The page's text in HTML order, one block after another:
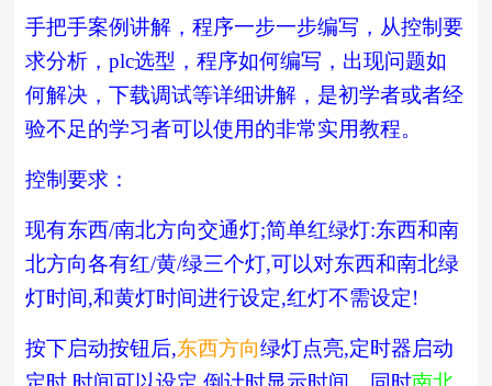
手把手案例讲解，程序一步一步编写，从控制要
求分析，plc选型，程序如何编写，出现问题如
何解决，下载调试等详细讲解，是初学者或者经
验不足的学习者可以使用的非常实用教程。
控制要求：
现有东西/南北方向交通灯;简单红绿灯:东西和南
北方向各有红/黄/绿三个灯,可以对东西和南北绿
灯时间,和黄灯时间进行设定,红灯不需设定!
按下启动按钮后,东西方向绿灯点亮,定时器启动